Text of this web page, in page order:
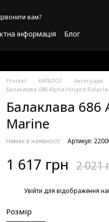
вам?
інформація
Блог
Protest КАТАЛОГ Аксесуари
Балаклава 686 Alpha Hinged
Балаклава 686
Marine
Немає в наявності Артикул:
1 617 грн 2 021
Увійти для відображення
Розмір